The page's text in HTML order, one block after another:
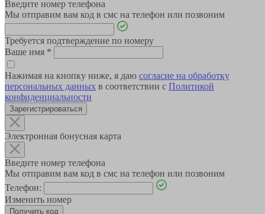
Введите номер телефона
Мы отправим вам код в смс на телефон или позвоним
Требуется подтверждение по номеру
Ваше имя *
Нажимая на кнопку ниже, я даю согласие на обработку
персональных данных в соответствии с Политикой
конфиденциальности
Зарегистрироваться
Электронная бонусная карта
Введите номер телефона
Мы отправим вам код в смс на телефон или позвоним
Телефон:
Изменить номер